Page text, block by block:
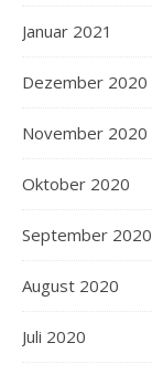
Januar 2021
Dezember 2020
November 2020
Oktober 2020
September 2020
August 2020
Juli 2020